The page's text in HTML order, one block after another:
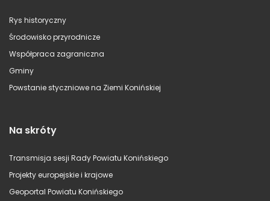
Rys historyczny
Środowisko przyrodnicze
Współpraca zagraniczna
Gminy
Powstanie styczniowe na Ziemi Konińskiej
Na skróty
Transmisja sesji Rady Powiatu Konińskiego
Projekty europejskie i krajowe
Geoportal Powiatu Konińskiego